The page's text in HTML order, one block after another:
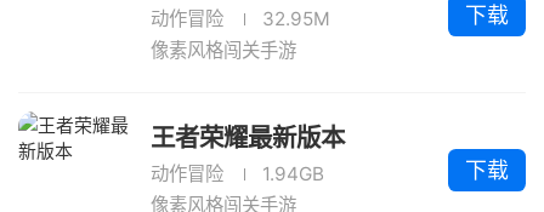
动作冒险
32.95M
像素风格闯关手游
下载
王者荣耀最新版本
动作冒险
1.94GB
像素风格闯关手游
下载